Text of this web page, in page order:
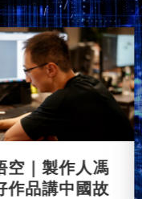
空｜製作人馮
作品講中國故